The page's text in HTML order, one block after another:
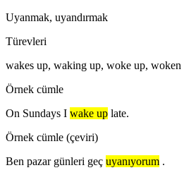
Uyanmak, uyandırmak
Türevleri
wakes up, waking up, woke up, woken
Örnek cümle
On Sundays I wake up late.
Örnek cümle (çeviri)
Ben pazar günleri geç uyanıyorum .